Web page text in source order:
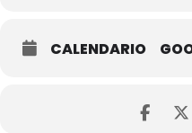
CALENDARIO